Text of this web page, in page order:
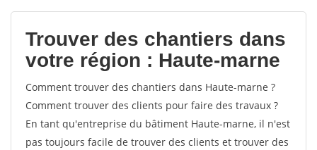
votes
Trouver des chantiers dans
votre région : Haute-marne
Comment trouver des chantiers dans Haute-marne ?
Comment trouver des clients pour faire des travaux ?
En tant qu'entreprise du bâtiment Haute-marne, il n'est
pas toujours facile de trouver des clients et trouver des